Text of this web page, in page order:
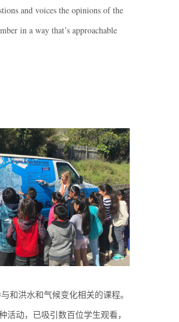
and voices the opinions of the
in a way that’s approachable
和洪水和气候变化相关的课程。
活动，已吸引数百位学生观看，